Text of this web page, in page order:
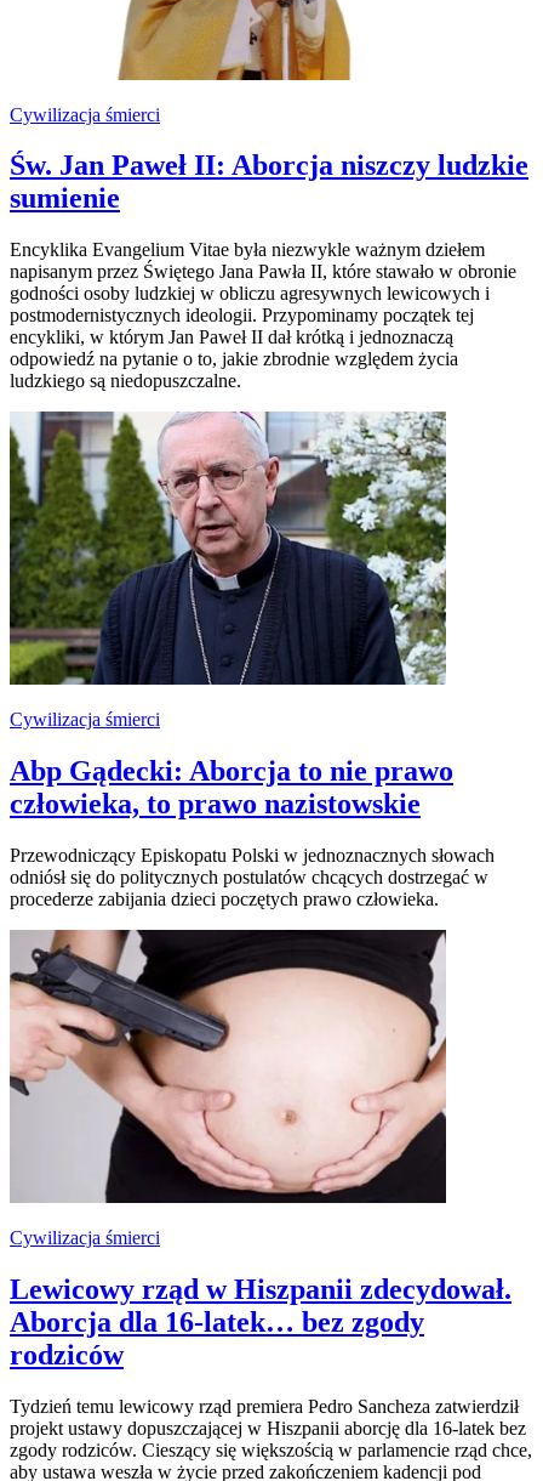
Cywilizacja śmierci
Św. Jan Paweł II: Aborcja niszczy ludzkie
sumienie
Encyklika Evangelium Vitae była niezwykle ważnym dziełem
napisanym przez Świętego Jana Pawła II, które stawało w obronie
godności osoby ludzkiej w obliczu agresywnych lewicowych i
postmodernistycznych ideologii. Przypominamy początek tej
encykliki, w którym Jan Paweł II dał krótką i jednoznaczą
odpowiedź na pytanie o to, jakie zbrodnie względem życia
ludzkiego są niedopuszczalne.
Cywilizacja śmierci
Abp Gądecki: Aborcja to nie prawo
człowieka, to prawo nazistowskie
Przewodniczący Episkopatu Polski w jednoznacznych słowach
odniósł się do politycznych postulatów chcących dostrzegać w
procederze zabijania dzieci poczętych prawo człowieka.
Cywilizacja śmierci
Lewicowy rząd w Hiszpanii zdecydował.
Aborcja dla 16-latek… bez zgody
rodziców
Tydzień temu lewicowy rząd premiera Pedro Sancheza zatwierdził
projekt ustawy dopuszczającej w Hiszpanii aborcję dla 16-latek bez
zgody rodziców. Cieszący się większością w parlamencie rząd chce,
aby ustawa weszła w życie przed zakończeniem kadencji pod